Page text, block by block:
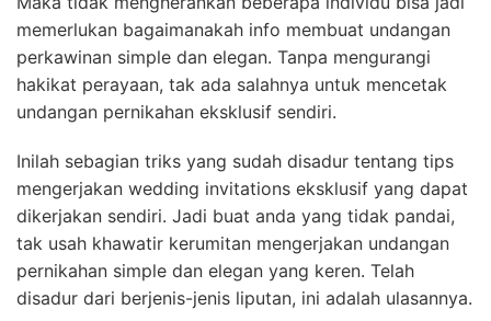
memerlukan bagaimanakah info membuat undangan
perkawinan simple dan elegan. Tanpa mengurangi
hakikat perayaan, tak ada salahnya untuk mencetak
undangan pernikahan eksklusif sendiri.
Inilah sebagian triks yang sudah disadur tentang tips
mengerjakan wedding invitations eksklusif yang dapat
dikerjakan sendiri. Jadi buat anda yang tidak pandai,
tak usah khawatir kerumitan mengerjakan undangan
pernikahan simple dan elegan yang keren. Telah
disadur dari berjenis-jenis liputan, ini adalah ulasannya.